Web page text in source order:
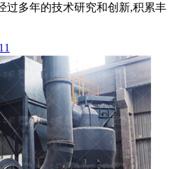
过多年的技术研究和创新,积累丰